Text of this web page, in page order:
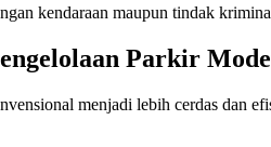
kendaraan maupun tindak
Parkir
menjadi lebih cerdas dan